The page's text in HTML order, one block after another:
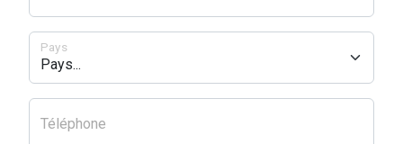
Pays
Téléphone